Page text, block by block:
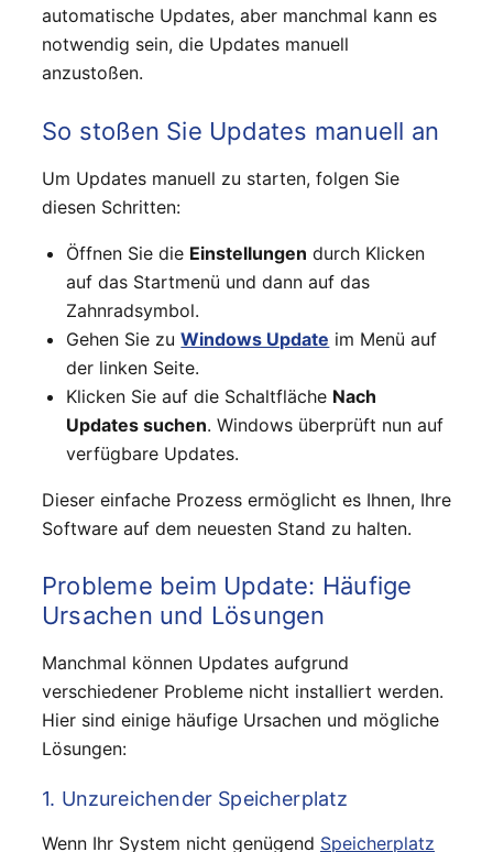
automatische Updates, aber manchmal kann es
notwendig sein, die Updates manuell
anzustoßen.
So stoßen Sie Updates manuell an
Um Updates manuell zu starten, folgen Sie
diesen Schritten:
Öffnen Sie die Einstellungen durch Klicken
auf das Startmenü und dann auf das
Zahnradsymbol.
Gehen Sie zuWindows Update im Menü auf
der linken Seite.
Klicken Sie auf die Schaltfläche Nach
Updates suchen. Windows überprüft nun auf
verfügbare Updates.
Dieser einfache Prozess ermöglicht es Ihnen, Ihre
Software auf dem neuesten Stand zu halten.
Probleme beim Update: Häufige
Ursachen und Lösungen
Manchmal können Updates aufgrund
verschiedener Probleme nicht installiert werden.
Hier sind einige häufige Ursachen und mögliche
Lösungen:
1. Unzureichender Speicherplatz
Wenn Ihr System nicht genügend Speicherplatz